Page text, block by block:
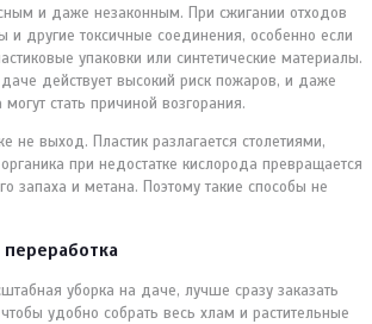
и даже незаконным. При сжигании отходов
и другие токсичные соединения, особенно если
упаковки или синтетические материалы.
действует высокий риск пожаров, и даже
стать причиной возгорания.
не выход. Пластик разлагается столетиями,
при недостатке кислорода превращается
запаха и метана. Поэтому такие способы не
уборка на даче, лучше сразу заказать
удобно собрать весь хлам и растительные